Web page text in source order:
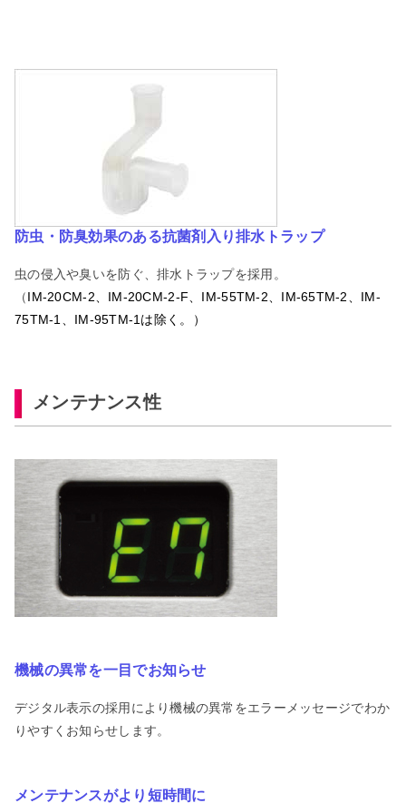
防虫・防臭効果のある抗菌剤入り排水トラップ
虫の侵入や臭いを防ぐ、排水トラップを採用。
（IM-20CM-2、IM-20CM-2-F、IM-55TM-2、IM-65TM-2、IM-
75TM-1、IM-95TM-1は除く。）
メンテナンス性
機械の異常を一目でお知らせ
デジタル表示の採用により機械の異常をエラーメッセージでわか
りやすくお知らせします。
メンテナンスがより短時間に